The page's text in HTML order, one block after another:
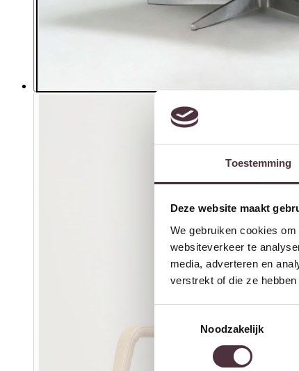
Toestemming
Deze website maakt
We gebruiken cookies
websiteverkeer te
media, adverteren en
verstrekt of die ze
Noodzakelijk